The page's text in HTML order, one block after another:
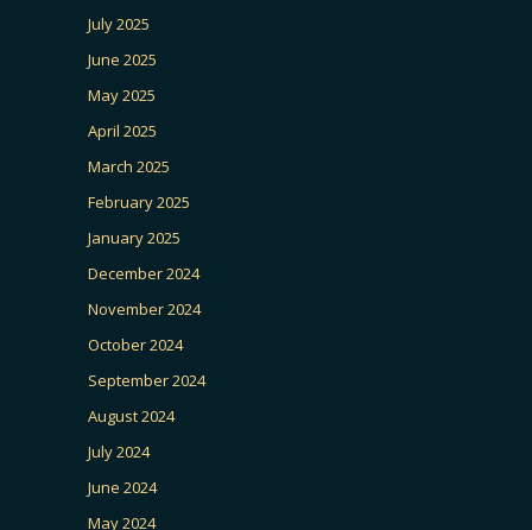
July 2025
June 2025
May 2025
April 2025
March 2025
February 2025
January 2025
December 2024
November 2024
October 2024
September 2024
August 2024
July 2024
June 2024
May 2024